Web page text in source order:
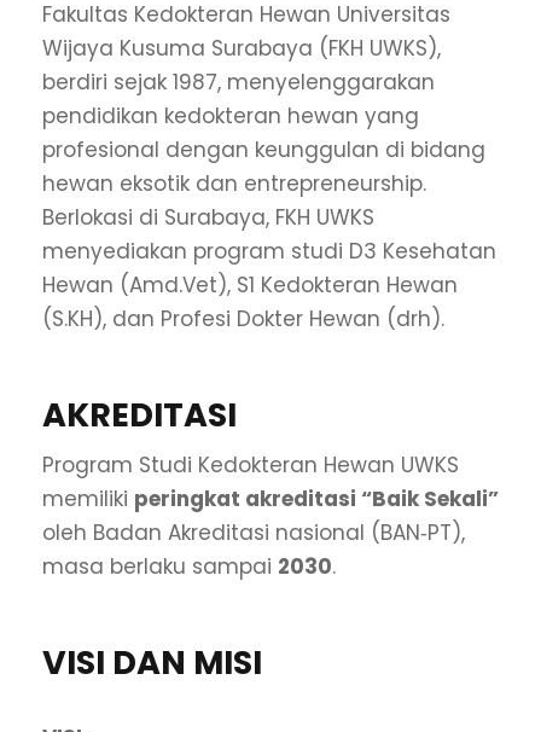
Fakultas Kedokteran Hewan Universitas
Wijaya Kusuma Surabaya (FKH UWKS),
berdiri sejak 1987, menyelenggarakan
pendidikan kedokteran hewan yang
profesional dengan keunggulan di bidang
hewan eksotik dan entrepreneurship.
Berlokasi di Surabaya, FKH UWKS
menyediakan program studi D3 Kesehatan
Hewan (Amd.Vet), S1 Kedokteran Hewan
(S.KH), dan Profesi Dokter Hewan (drh).
AKREDITASI
Program Studi Kedokteran Hewan UWKS
memiliki peringkat akreditasi “Baik Sekali”
oleh Badan Akreditasi nasional (BAN‐PT),
masa berlaku sampai 2030.
VISI DAN MISI